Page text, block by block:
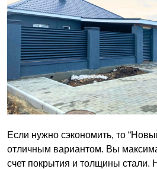
Если нужно сэкономить, то
отличным вариантом. Вы
счет покрытия и толщины стали.